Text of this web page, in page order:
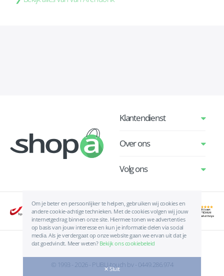
Om je beter en persoonlijker te helpen, gebruiken wij cookies en
andere cookie-achtige technieken. Met de cookies volgen wij jouw
internetgedrag binnen onze site. Hiermee tonen we advertenties
op basis van jouw interesse en kun je informatie delen via social
media. Als je verdergaat op onze website gaan we ervan uit dat je
dat goedvindt. Meer weten? Bekijk ons cookiebeleid
✕ Sluit
Klantendienst
Over ons
Volg ons
Algemene voorwaarden | Privacyverklaring
© 1993 - 2026 - PUBLI-touch bv - 0449.286.974